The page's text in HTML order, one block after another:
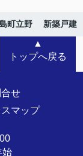
町立野 新築戸建
▲
トップへ戻る
せ
マップ
始